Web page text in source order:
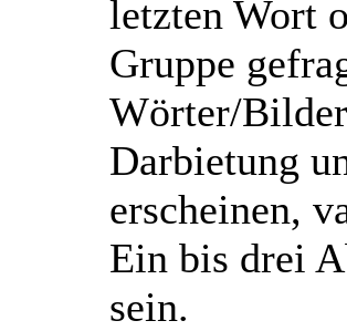
letzten Wort
Gruppe
Wörter/
Darbietung
erscheinen,
Ein bis drei
sein.